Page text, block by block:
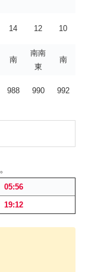
14 12 10
南
南南
東
南
988 990 992
05:56
19:12